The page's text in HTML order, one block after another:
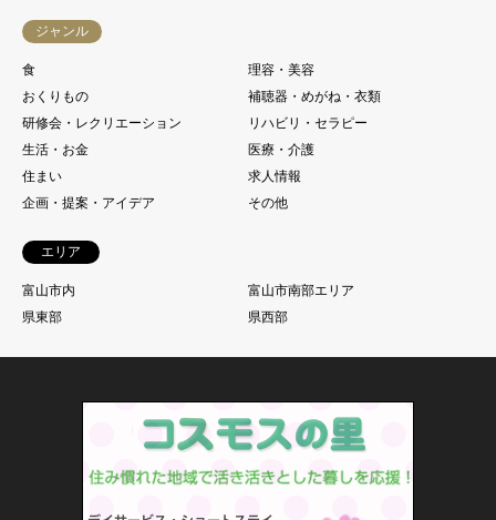
ジャンル
食
理容・美容
おくりもの
補聴器・めがね・衣類
研修会・レクリエーション
リハビリ・セラピー
生活・お金
医療・介護
住まい
求人情報
企画・提案・アイデア
その他
エリア
富山市内
富山市南部エリア
県東部
県西部